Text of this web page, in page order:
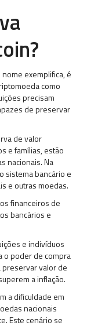
nome exemplifica, é
como
precisam
de preservar
de valor
e famílias, estão
nacionais. Na
sistema bancário e
e outras moedas.
financeiros de
bancários e
e indivíduos
o poder de compra
valor de
a inflação.
a dificuldade em
nacionais
Este cenário se